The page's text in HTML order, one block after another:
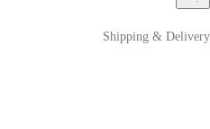
Shipping & Delivery